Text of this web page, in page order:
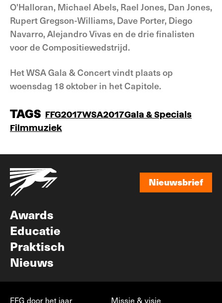
O'Halloran, Michael Abels, Rael Jones, Dan Jones,
Rupert Gregson-Williams, Dave Porter, Diego
Navarro, Alejandro Vivas en de drie finalisten
voor de Compositiewedstrijd.
Het WSA Gala & Concert vindt plaats op
woensdag 18 oktober in het Capitole.
TAGS FFG2017WSA2017Gala & Specials
Filmmuziek
Nieuwsbrief
Awards
Educatie
Praktisch
Nieuws
FFG door het jaar Missie & visie